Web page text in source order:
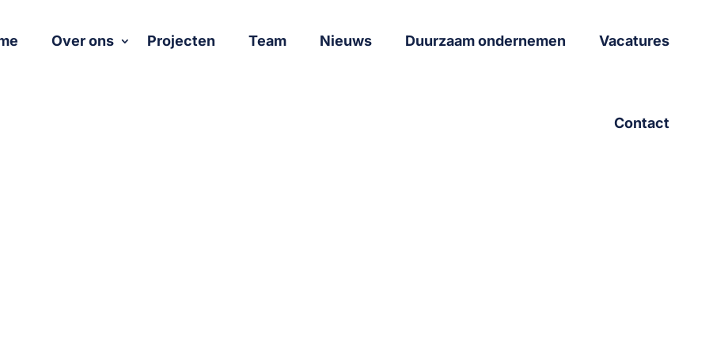
Over ons Projecten Team Nieuws Duurzaam ondernemen Vacatures
Contact